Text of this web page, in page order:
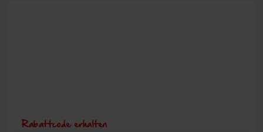
Rabattcode erhalten